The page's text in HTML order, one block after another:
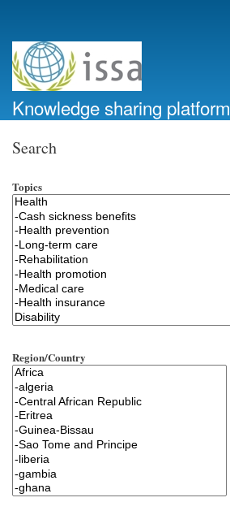
account
menu
Knowledge sharing platform
Search
Topics
Region/Country